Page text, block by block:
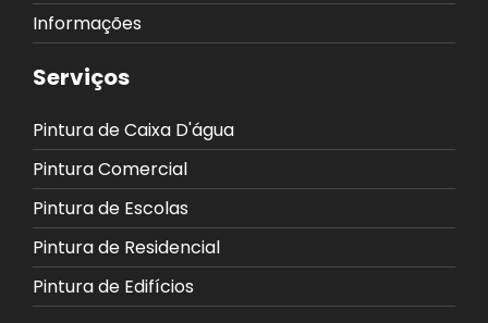
Informações
Serviços
Pintura de Caixa D'água
Pintura Comercial
Pintura de Escolas
Pintura de Residencial
Pintura de Edifícios